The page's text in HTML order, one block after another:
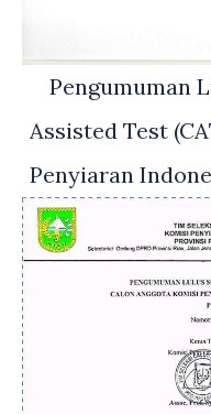
Pengumuman
Assisted Test
Penyiaran